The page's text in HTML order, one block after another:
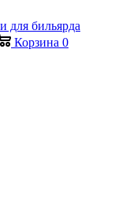
Корзина 0